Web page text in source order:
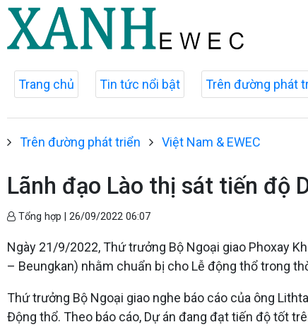
Trang chủ Tin tức nổi bật Trên đường phát
Trên đường phát triển Việt Nam & EWEC
Lãnh đạo Lào thị sát tiến độ
Tổng hợp | 26/09/2022 06:07
Ngày 21/9/2022, Thứ trưởng Bộ Ngoại giao Phoxay
– Beungkan) nhằm chuẩn bị cho Lễ động thổ trong
Thứ trưởng Bộ Ngoại giao nghe báo cáo của ông
Động thổ. Theo báo cáo, Dự án đang đạt tiến độ tốt